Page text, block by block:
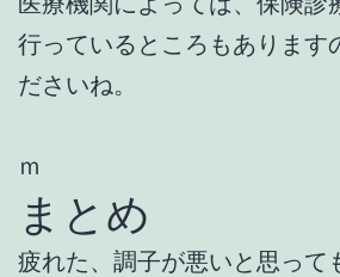
行っているところもあります
ださいね。
ｍ
まとめ
疲れた、調子が悪いと思って